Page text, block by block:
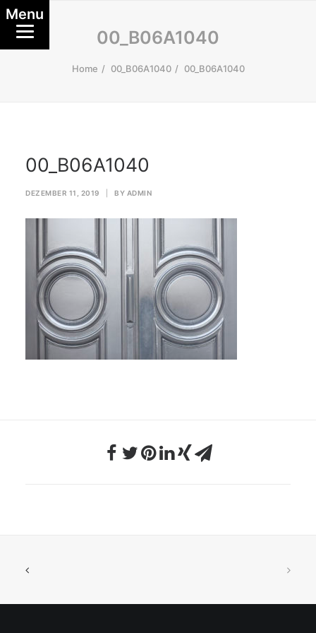
00_B06A1040
Home 00_B06A1040 00_B06A1040
00_B06A1040
DEZEMBER 11, 2019 BY ADMIN
Menu